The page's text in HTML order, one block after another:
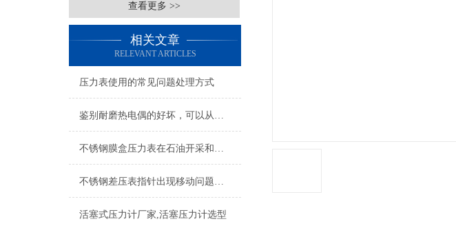
查看更多 >>
相关文章
RELEVANT ARTICLES
压力表使用的常见问题处理方式
鉴别耐磨热电偶的好坏，可以从这五个点入手
不锈钢膜盒压力表在石油开采和输送过程中的应用
不锈钢差压表指针出现移动问题不要担心，让我来为你解决
活塞式压力计厂家,活塞压力计选型